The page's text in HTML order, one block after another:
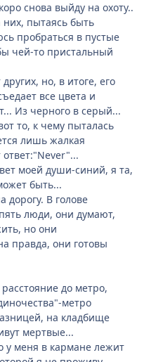
снова выйду на охоту..
пытаясь быть
пробраться в пустые
чей-то пристальный
но, в итоге, его
все цвета и
Из черного в серый...
то, к чему пыталась
лишь жалкая
ответ:"Never"...
моей души-синий, я та,
быть...
дорогу. В голове
люди, они думают,
но они
правда, они готовы
до метро,
метро
на кладбище
мертвые...
у меня в кармане лежит